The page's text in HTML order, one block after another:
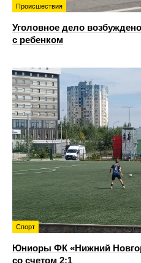
Происшествия
Уголовное дело
с ребенком
Спорт
Юниоры ФК «Нижний
со счетом 2:1